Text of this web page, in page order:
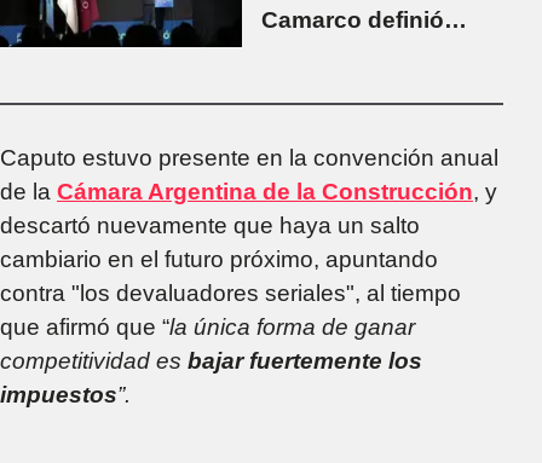
Camarco definió
Caputo estuvo presente en la convención anual
de la Cámara Argentina de la Construcción, y
descartó nuevamente que haya un salto
cambiario en el futuro próximo, apuntando
contra "los devaluadores seriales", al tiempo
que afirmó que “la única forma de ganar
competitividad es bajar fuertemente los
impuestos”.